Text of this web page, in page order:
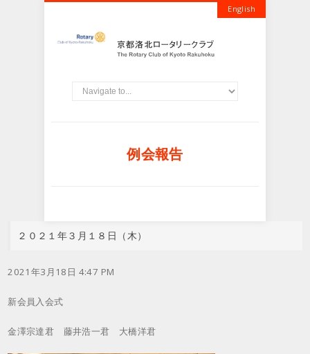
English
例会報告
２０２１年３月１８日（木）
2021年3月18日 4:47 PM
新会員入会式
金澤宗達君 藤井浩一君 大橋洋君